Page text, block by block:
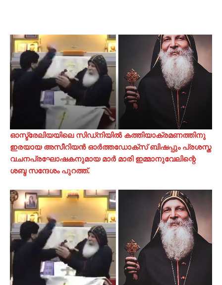
ഓസ്ട്രേലിയയിലെ സിഡ്നിയില്‍ കത്തിയാക്രമണത്തിനു
ഇരയായ അസീറിയൻ ഓർത്തഡോക്സ് ബിഷപ്പും പ്രശസ്ത
വചനപ്രഘോഷകനുമായ മാർ മാരി ഇമ്മാനുവേലിന്റെ
ശബ്ദ സന്ദേശം പുറത്ത്.